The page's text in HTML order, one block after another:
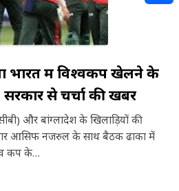
भारत में विश्वकप खेलने के
सरकार से चर्चा की खबर
और बांग्लादेश के खिलाड़ियों की
आसिफ नजरुल के साथ बैठक ढाका में
कप के…
a
e